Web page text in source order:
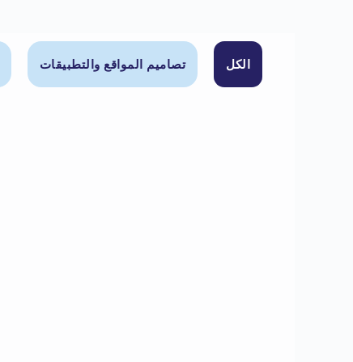
الكل تصاميم المواقع والتطبيقات